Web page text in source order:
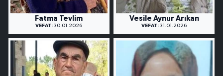
Fatma Tevlim
VEFAT: 30.01.2026
Vesile Aynur Arıkan
VEFAT: 31.01.2026